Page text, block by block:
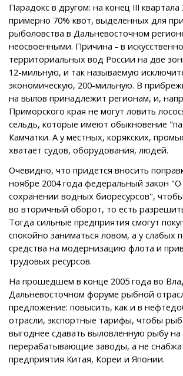
Парадокс в другом: на конец III квартала
примерно 70% квот, выделенных для
рыболовства в Дальневосточном
неосвоенными. Причина - в
территориальных вод России на две
12-мильную, и так называемую
экономическую, 200-мильную. В
на вылов принадлежит регионам, и,
Приморского края не могут ловить
сельдь, которые имеют обыкновение
Камчатки. А у местных, корякских,
хватает судов, оборудования, людей.
Очевидно, что придется вносить
ноябре 2004 года федеральный закон
сохранении водных биоресурсов",
во вторичный оборот, то есть
Тогда сильные предприятия смогут
спокойно заниматься ловом, а у слабых
средства на модернизацию флота и
трудовых ресурсов.
На прошедшем в конце 2005 года во
Дальневосточном форуме рыбной
предложение: повысить, как и в
отрасли, экспортные тарифы, чтобы
выгоднее сдавать выловленную рыбу на
перерабатывающие заводы, а не
предприятия Китая, Кореи и Японии.